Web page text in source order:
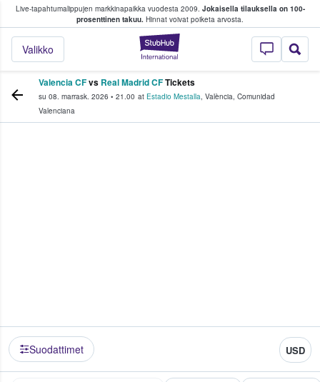
Live-tapahtumalippujen markkinapaikka vuodesta 2009. Jokaisella tilauksella on 100-
prosenttinen takuu. Hinnat voivat poiketa arvosta.
StubHub -
Valikko
fanit ostavat ja myyvät lippuja
Valencia CFvs Real Madrid CFTickets
su 08. marrask. 2026 • 21.00 at Estadio Mestalla, València, Comunidad
Valenciana
Suodattimet USD